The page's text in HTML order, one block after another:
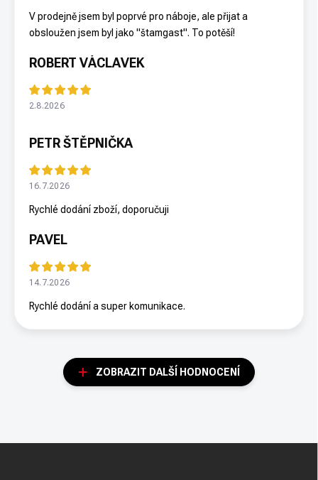
V prodejně jsem byl poprvé pro náboje, ale přijat a
obsloužen jsem byl jako "štamgast". To potěší!
ROBERT VÁCLAVEK
2.8.2026
PETR ŠTĚPNIČKA
16.7.2026
Rychlé dodání zboží, doporučuji
PAVEL
14.7.2026
Rychlé dodání a super komunikace.
ZOBRAZIT DALŠÍ HODNOCENÍ